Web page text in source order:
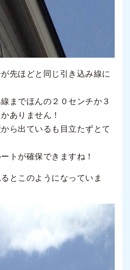
先ほどと同じ引き込み線に
までほんの２０センチか３
ありません！
ら出ているも目立たずとて
トが確保できますね！
とこのようになっていま